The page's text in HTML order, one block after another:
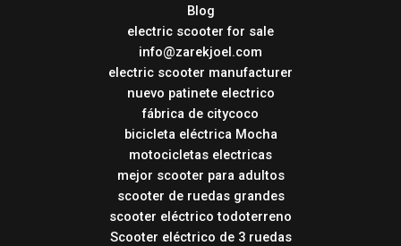
Blog
electric scooter for sale
info@zarekjoel.com
electric scooter manufacturer
nuevo patinete electrico
fábrica de citycoco
bicicleta eléctrica Mocha
motocicletas electricas
mejor scooter para adultos
scooter de ruedas grandes
scooter eléctrico todoterreno
Scooter eléctrico de 3 ruedas